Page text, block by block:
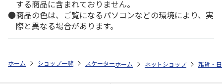
する商品に含まれておりません。
商品の色は、ご覧になるパソコンなどの環境により、実
際と異なる場合があります。
ホーム ショップ一覧 スケーター 食洗機対応 ふわっと弁当箱 530ml
ホーム ネットショップ 雑貨・